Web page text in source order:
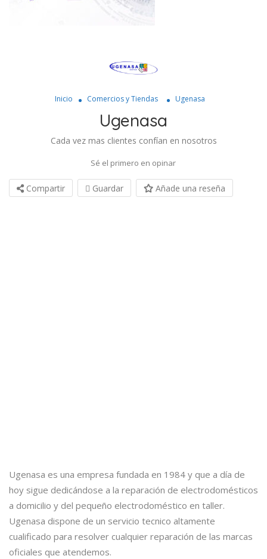
Inicio Comercios y Tiendas Ugenasa
Ugenasa
Cada vez mas clientes confían en nosotros
Sé el primero en opinar
Compartir Guardar Añade una reseña
Ugenasa es una empresa fundada en 1984 y que a día de
hoy sigue dedicándose a la reparación de electrodomésticos
a domicilio y del pequeño electrodoméstico en taller.
Ugenasa dispone de un servicio tecnico altamente
cualificado para resolver cualquier reparación de las marcas
oficiales que atendemos.